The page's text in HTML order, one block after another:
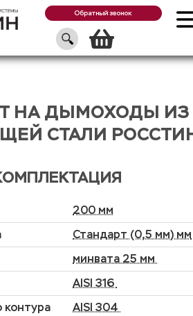
Обратный звонок
НА ДЫМОХОДЫ ИЗ
СТАЛИ
200 мм
Стандарт (0,5 мм) мм
минвата 25 мм
AISI 316
контура
AISI 304